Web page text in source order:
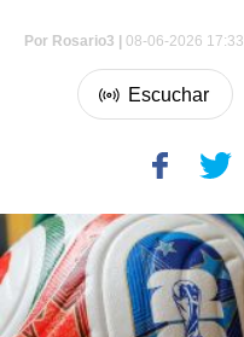
Por Rosario3 | 08-06-2026 17:33